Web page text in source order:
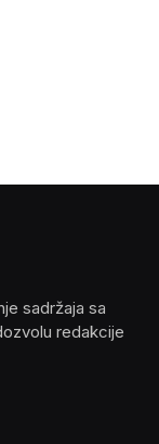
sadržaja sa
redakcije